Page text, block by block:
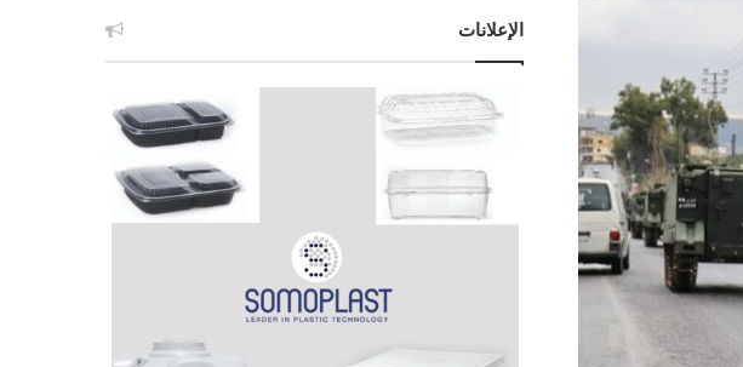
الإعلانات